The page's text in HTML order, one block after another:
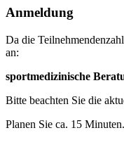
Anmeldung
Da die
an:
sportmedizinische
Bitte beachten Sie die
Planen Sie ca. 15 Minuten.